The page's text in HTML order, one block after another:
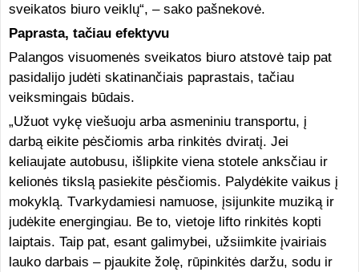
sveikatos biuro veiklų“, – sako pašnekovė.
Paprasta, tačiau efektyvu
Palangos visuomenės sveikatos biuro atstovė taip pat
pasidalijo judėti skatinančiais paprastais, tačiau
veiksmingais būdais.
„Užuot vykę viešuoju arba asmeniniu transportu, į
darbą eikite pėsčiomis arba rinkitės dviratį. Jei
keliaujate autobusu, išlipkite viena stotele anksčiau ir
kelionės tikslą pasiekite pėsčiomis. Palydėkite vaikus į
mokyklą. Tvarkydamiesi namuose, įsijunkite muziką ir
judėkite energingiau. Be to, vietoje lifto rinkitės kopti
laiptais. Taip pat, esant galimybei, užsiimkite įvairiais
lauko darbais – pjaukite žolę, rūpinkitės daržu, sodu ir